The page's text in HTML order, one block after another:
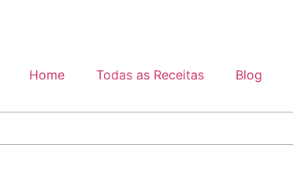
Home Todas as Receitas Blog